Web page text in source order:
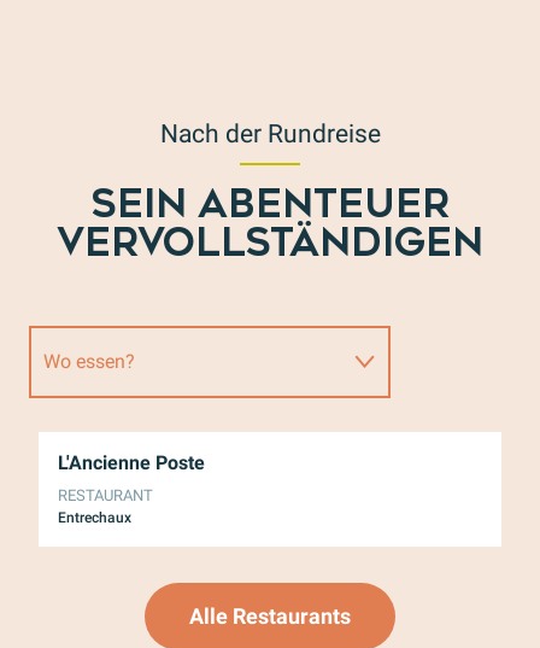
Nach der Rundreise
SEIN ABENTEUER
VERVOLLSTÄNDIGEN
Wo essen?
Wo schlafen?
Nach der Anstrengung
L'Ancienne Poste
RESTAURANT
Entrechaux
Alle Restaurants